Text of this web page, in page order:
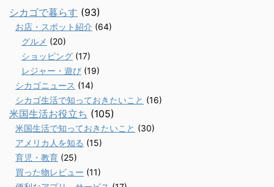
シカゴで暮らす (93)
お店・スポット紹介 (64)
グルメ (20)
ショッピング (17)
レジャー・遊び (19)
シカゴニュース (14)
シカゴ生活で知っておきたいこと (16)
米国生活お役立ち (105)
米国生活で知っておきたいこと (30)
アメリカ人を知る (15)
育児・教育 (25)
買った物レビュー (11)